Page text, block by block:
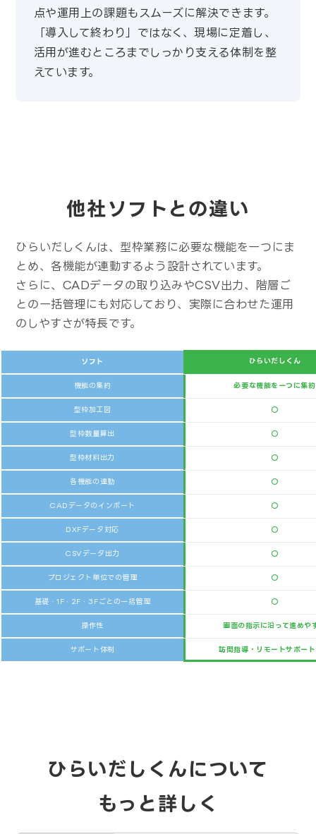
点や運用上の課題もスムーズに解決できます。
「導入して終わり」ではなく、現場に定着し、
活用が進むところまでしっかり支える体制を整
えています。
他社ソフトとの違い
ひらいだしくんは、型枠業務に必要な機能を一つにま
とめ、各機能が連動するよう設計されています。
さらに、CADデータの取り込みやCSV出力、階層ご
との一括管理にも対応しており、 実際に合わせた運用
のしやすさが特長です。
ソフト ひらいだしくん
機能の集約 必要な機能を一つに集約
型枠加工図 ○
型枠数量算出 ○
型枠材料出力 ○
各機能の連動 ○
CADデータのインポート ○
DXFデータ対応 ○
CSVデータ出力 ○
プロジェクト単位での管理 ○
基礎・1F・2F・3Fごとの一括管理 ○
操作性 画面の指示に沿って進めや
サポート体制 訪問指導・リモートサポー
ひらいだしくんについて
もっと詳しく